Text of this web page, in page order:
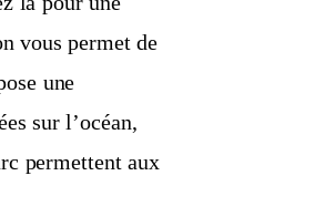
vous permet de
une
sur l’océan,
permettent aux